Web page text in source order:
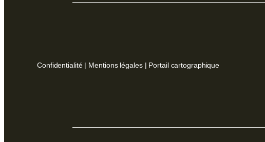
Confidentialité| Mentions légales| Portail cartographique